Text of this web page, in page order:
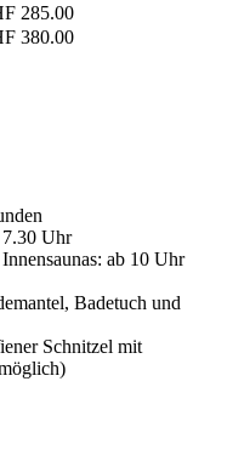
285.00
380.00
7.30 Uhr
ab 10 Uhr
Badetuch und
Schnitzel mit